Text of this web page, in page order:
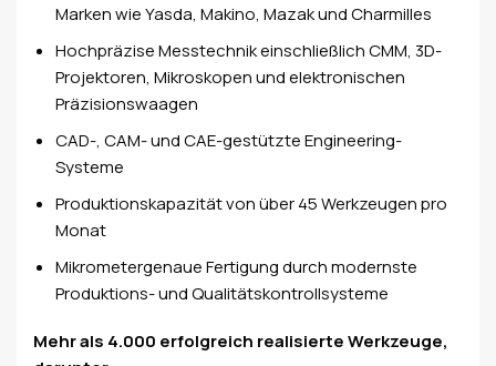
Marken wie Yasda, Makino, Mazak und Charmilles
Hochpräzise Messtechnik einschließlich CMM, 3D-
Projektoren, Mikroskopen und elektronischen
Präzisionswaagen
CAD-, CAM- und CAE-gestützte Engineering-
Systeme
Produktionskapazität von über 45 Werkzeugen pro
Monat
Mikrometergenaue Fertigung durch modernste
Produktions- und Qualitätskontrollsysteme
Mehr als 4.000 erfolgreich realisierte Werkzeuge,